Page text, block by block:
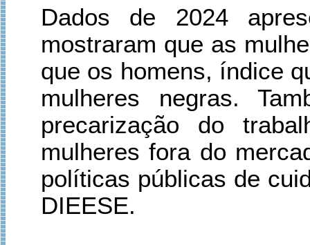
Dados de 2024
mostraram que as
que os homens, índice
mulheres negras.
precarização do
mulheres fora do
políticas públicas de
DIEESE.